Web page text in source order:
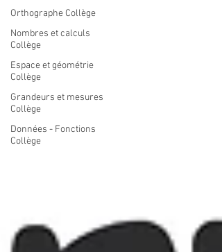
Orthographe Collège
Nombres et calculs
Collège
Espace et géométrie
Collège
Grandeurs et mesures
Collège
Données - Fonctions
Collège